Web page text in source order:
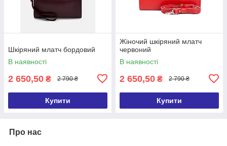
Шкіряний млатч бордовий
В наявності
2 650,50 ₴ 2 790 ₴
Купити
Жіночий шкіряний млатч
червоний
В наявності
2 650,50 ₴ 2 790 ₴
Купити
Про нас